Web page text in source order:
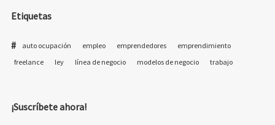
Etiquetas
auto ocupación empleo emprendedores
emprendimiento
freelance
ley línea de negocio modelos de negocio trabajo
¡Suscríbete ahora!